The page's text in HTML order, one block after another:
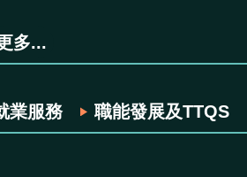
多...
業服務 職能發展及TTQS